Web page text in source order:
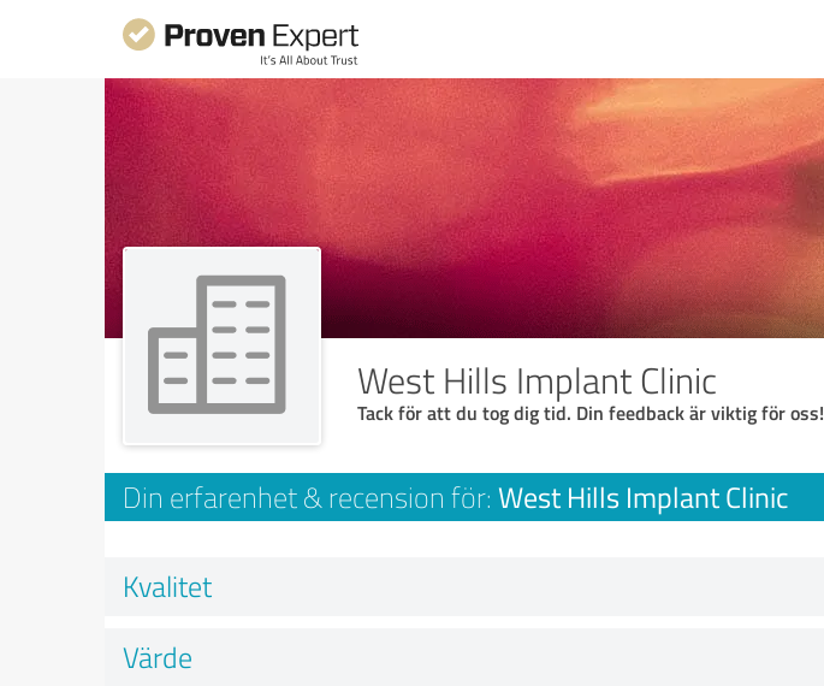
West Hills Implant Clinic
Tack för att du tog dig tid. Din feedback är viktig för oss!
Din erfarenhet & recension för: West Hills Implant Clinic
Kvalitet
Värde